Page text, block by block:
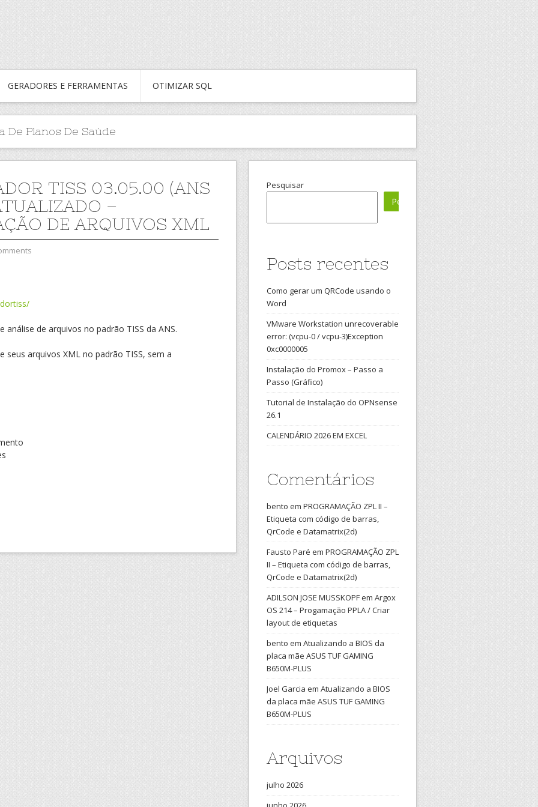
GERADORES E FERRAMENTAS OTIMIZAR SQL
De Planos De Saúde
TISS 03.05.00 (ANS
–
DE ARQUIVOS XML
de arquivos no padrão TISS da ANS.
seus arquivos XML no padrão TISS, sem a
Pesquisar
Pesquisar
Posts recentes
Como gerar um QRCode usando o
Word
VMware Workstation unrecoverable
error: (vcpu-0 / vcpu-3)Exception
0xc0000005
Instalação do Promox – Passo a
Passo (Gráfico)
Tutorial de Instalação do OPNsense
26.1
CALENDÁRIO 2026 EM EXCEL
Comentários
bento em PROGRAMAÇÃO ZPL II –
Etiqueta com código de barras,
QrCode e Datamatrix(2d)
Fausto Paré em PROGRAMAÇÃO ZPL
II – Etiqueta com código de barras,
QrCode e Datamatrix(2d)
ADILSON JOSE MUSSKOPFem Argox
OS 214 – Progamação PPLA / Criar
layout de etiquetas
bento em Atualizando a BIOS da
placa mãe ASUS TUF GAMING
B650M-PLUS
Joel Garcia em Atualizando a BIOS
da placa mãe ASUS TUF GAMING
B650M-PLUS
Arquivos
julho 2026